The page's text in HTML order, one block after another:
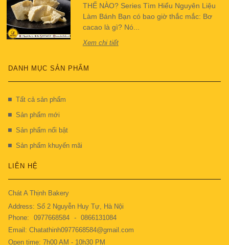
THẾ NÀO? Series Tìm Hiểu Nguyên Liệu
Làm Bánh Bạn có bao giờ thắc mắc: Bơ
cacao là gì? Nó...
Xem chi tiết
DANH MỤC SẢN PHẨM
Tất cả sản phẩm
Sản phẩm mới
Sản phẩm nổi bật
Sản phẩm khuyến mãi
LIÊN HỆ
Chát A Thịnh Bakery
Address: Số 2 Nguyễn Huy Tự, Hà Nội
Phone:
0977668584 -
0866131084
Email: Chatathinh0977668584@gmail.com
Open time: 7h00 AM - 10h30 PM